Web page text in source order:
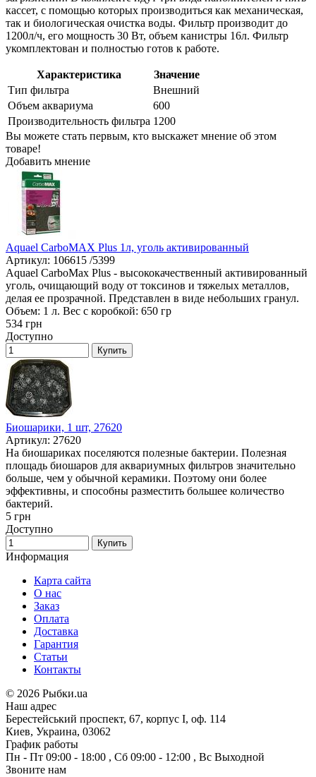
кассет, с помощью которых производиться как механическая,
так и биологическая очистка воды. Фильтр производит до
1200л/ч, его мощность 30 Вт, объем канистры 16л. Фильтр
укомплектован и полностью готов к работе.
Характеристика
Значение
Тип фильтра
Внешний
Объем аквариума
600
Производительность фильтра 1200
Вы можете стать первым, кто выскажет мнение об этом
товаре!
Добавить мнение
Aquael CarboMAX Plus 1л, уголь активированный
Артикул: 106615 /5399
Aquael CarboMax Plus - высококачественный активированный
уголь, очищающий воду от токсинов и тяжелых металлов,
делая ее прозрачной. Представлен в виде небольших гранул.
Объем: 1 л. Вес с коробкой: 650 гр
534 грн
Доступно
Купить
Биошарики, 1 шт, 27620
Артикул: 27620
На биошариках поселяются полезные бактерии. Полезная
площадь биошаров для аквариумных фильтров значительно
больше, чем у обычной керамики. Поэтому они более
эффективны, и способны разместить большее количество
бактерий.
5 грн
Доступно
Купить
Информация
Карта сайта
О нас
Заказ
Оплата
Доставка
Гарантия
Статьи
Контакты
© 2026 Рыбки.ua
Наш адрес
Берестейський проспект, 67, корпус I, оф. 114
Киев, Украина, 03062
График работы
Пн - Пт 09:00 - 18:00 , Сб 09:00 - 12:00 , Вс Выходной
Звоните нам